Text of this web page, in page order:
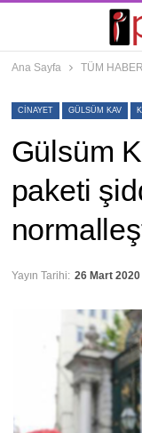
Ana Sayfa TÜM
CINAYET GÜLSÜM KAV
Gülsüm
paketi
Yayın Tarihi: 26 Mart